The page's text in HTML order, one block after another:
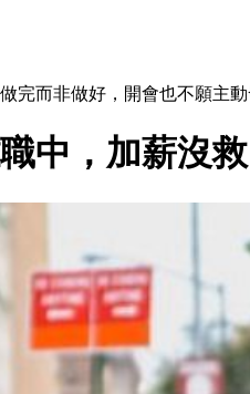
完而非做好，開會也不願主
中，加薪沒